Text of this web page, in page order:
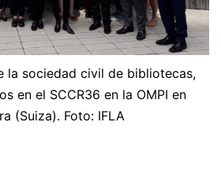
la sociedad civil de bibliotecas,
en el SCCR36 en la OMPI en
(Suiza). Foto: IFLA